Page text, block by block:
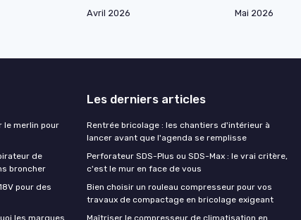
Avril 2026 Mai 2026
le merlin pour
de
broncher
pour des
les marques
Les derniers articles
Rentrée bricolage : les chantiers d'intérieur à
lancer avant que l'agenda se remplisse
Perforateur SDS-Plus ou SDS-Max : le vrai critère,
c'est le mur en face de vous
Bien choisir un rouleau compresseur pour vos
travaux de compactage en bricolage exigeant
Maîtriser le compresseur de climatisation en